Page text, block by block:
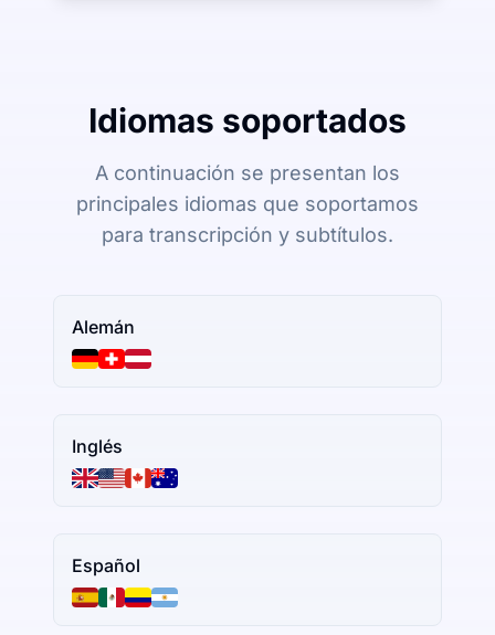
Idiomas soportados
A continuación se presentan los
principales idiomas que soportamos
para transcripción y subtítulos.
Alemán
Inglés
Español